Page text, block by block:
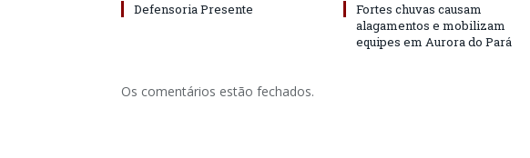
Defensoria Presente
Fortes chuvas causam
alagamentos e mobilizam
equipes em Aurora do Pará
Os comentários estão fechados.